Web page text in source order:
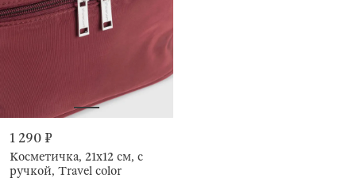
1 290 ₽
Косметичка, 21х12 см, с
ручкой, Travel color